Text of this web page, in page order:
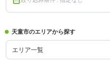
天童市のエリアから探す
エリア一覧